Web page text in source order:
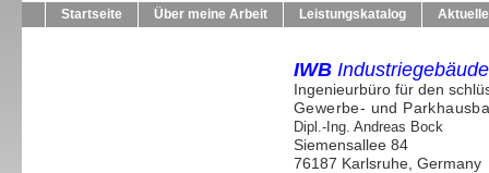
Startseite Über meine Arbeit Leistungskatalog
IWB
Ingenieurbüro für den
Gewerbe- und
Dipl.-Ing. Andreas Bock
Siemensallee 84
76187 Karlsruhe, Germany